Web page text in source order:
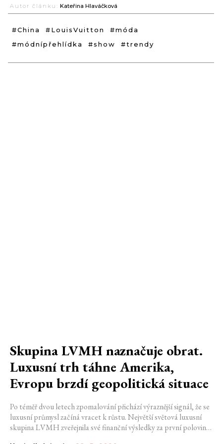
Autor článku: Kateřina Hlaváčková
#China #LouisVuitton
#móda
#módnípřehlídka
#show #trendy
Skupina LVMH naznačuje obrat.
Luxusní trh táhne Amerika,
Evropu brzdí geopolitická situace
Po téměř dvou letech zpomalování přichází výraznější signál, že se
luxusní průmysl začíná vracet k růstu. Největší světová luxusní
skupina LVMH zveřejnila své finanční výsledky za první polovinu